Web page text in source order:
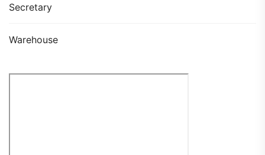
Secretary
Warehouse